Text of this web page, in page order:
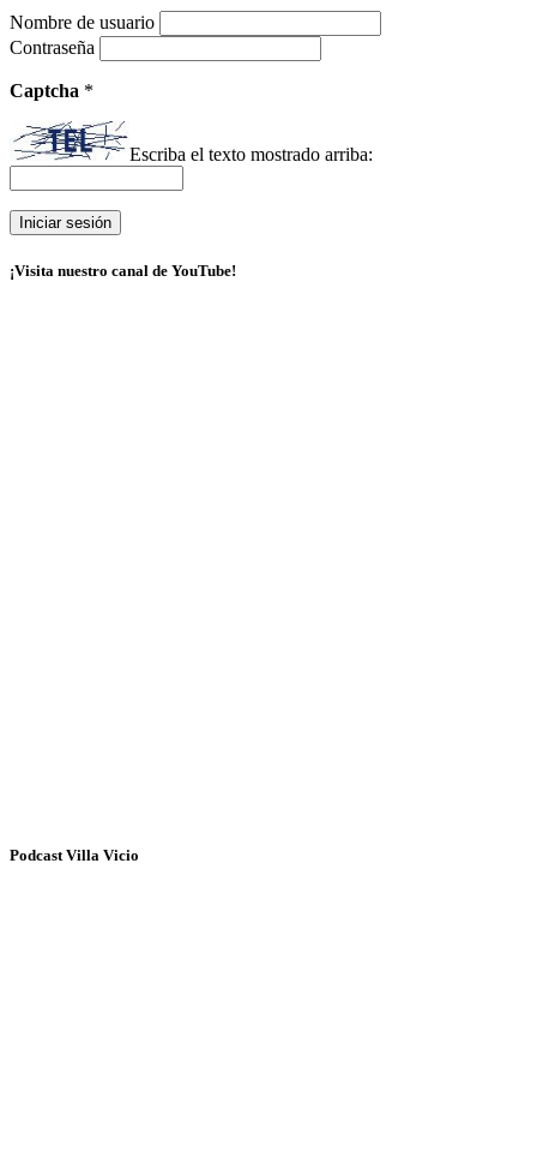
Nombre de usuario
Contraseña
Captcha *
Escriba el texto mostrado arriba:
¡Visita nuestro canal de YouTube!
Podcast Villa Vicio